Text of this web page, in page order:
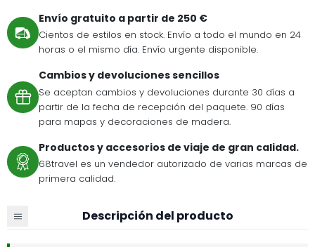
Envío gratuito a partir de 250 €
Cientos de estilos en stock. Envío a todo el mundo en 24
horas o el mismo día. Envío urgente disponible.
Cambios y devoluciones sencillos
Se aceptan cambios y devoluciones durante 30 días a
partir de la fecha de recepción del paquete. 90 días
para mapas y decoraciones de madera.
Productos y accesorios de viaje de gran calidad.
68travel es un vendedor autorizado de varias marcas de
primera calidad.
Descripción del producto